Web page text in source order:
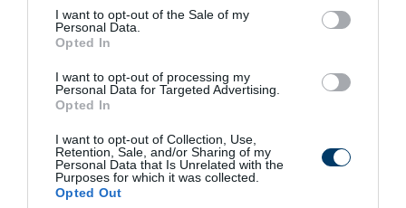
consent section.
I want to opt-out of the Sale of my
Personal Data.
Opted In
I want to opt-out of processing my
Personal Data for Targeted Advertising.
Opted In
I want to opt-out of Collection, Use,
Retention, Sale, and/or Sharing of my
Personal Data that Is Unrelated with the
Purposes for which it was collected.
Opted Out
302 77